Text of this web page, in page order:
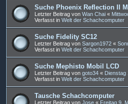
Suche Phoenix Reflection II
Letzter Beitrag von Wan Chai «
Verfasst in Welt der Schachcomputer
Suche Fidelity SC12
Letzter Beitrag von Sargon1972 «
Verfasst in Welt der Schachcomputer
Suche Mephisto Mobil LCD
Letzter Beitrag von goto34 « Dienstag
Verfasst in Welt der Schachcomputer
Tausche Schachcomputer
Letzter Beitrag von Jose « Freitag 9.